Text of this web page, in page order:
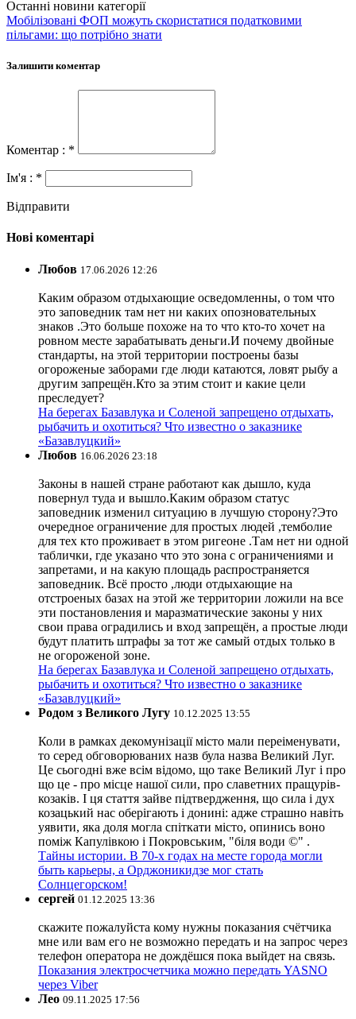
Останні новини категорії
Мобілізовані ФОП можуть скористатися податковими
пільгами: що потрібно знати
Залишити коментар
Коментар : *
Ім'я : *
Відправити
Нові коментарі
Любов 17.06.2026 12:26
Каким образом отдыхающие осведомленны, о том что
это заповедник там нет ни каких опозновательных
знаков .Это больше похоже на то что кто-то хочет на
ровном месте зарабатывать деньги.И почему двойные
стандарты, на этой территории построены базы
огороженые заборами где люди катаются, ловят рыбу а
другим запрещён.Кто за этим стоит и какие цели
преследует?
На берегах Базавлука и Соленой запрещено отдыхать,
рыбачить и охотиться? Что известно о заказнике
«Базавлуцкий»
Любов 16.06.2026 23:18
Законы в нашей стране работают как дышло, куда
повернул туда и вышло.Каким образом статус
заповедник изменил ситуацию в лучшую сторону?Это
очередное ограничение для простых людей ,темболие
для тех кто проживает в этом ригеоне .Там нет ни одной
таблички, где указано что это зона с ограничениями и
запретами, и на какую площадь распространяется
заповедник. Всё просто ,люди отдыхающие на
отстроеных базах на этой же территории ложили на все
эти постановления и маразматические законы у них
свои права оградились и вход запрещён, а простые люди
будут платить штрафы за тот же самый отдых только в
не огороженой зоне.
На берегах Базавлука и Соленой запрещено отдыхать,
рыбачить и охотиться? Что известно о заказнике
«Базавлуцкий»
Родом з Великого Лугу 10.12.2025 13:55
Коли в рамках декомунізації місто мали переіменувати,
то серед обговорюваних назв була назва Великий Луг.
Це сьогодні вже всім відомо, що таке Великий Луг і про
що це - про місце нашої сили, про славетних пращурів-
козаків. І ця стаття зайве підтвердження, що сила і дух
козацький нас оберігають і донині: адже страшно навіть
уявити, яка доля могла спіткати місто, опинись воно
поміж Капулівкою і Покровським, "біля води ©" .
Тайны истории. В 70-х годах на месте города могли
быть карьеры, а Орджоникидзе мог стать
Солнцегорском!
сергей 01.12.2025 13:36
скажите пожалуйста кому нужны показания счётчика
мне или вам его не возможно передать и на запрос через
телефон оператора не дождёшся пока выйдет на связь.
Показания электросчетчика можно передать YASNO
через Viber
Лео 09.11.2025 17:56